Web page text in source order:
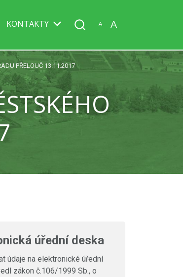
KONTAKTY A A
PŘELOUČ 13.11.2017
úřední deska
údaje na elektronické úřední
zákon č.106/1999 Sb., o